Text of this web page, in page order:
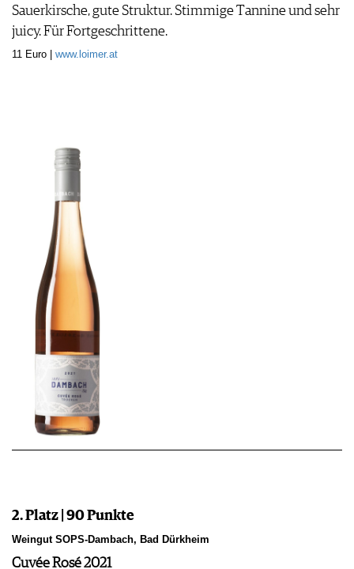
Sauerkirsche, gute Struktur. Stimmige Tannine und sehr
juicy. Für Fortgeschrittene.
11 Euro | www.loimer.at
2. Platz | 90 Punkte
Weingut SOPS-Dambach, Bad Dürkheim
Cuvée Rosé 2021